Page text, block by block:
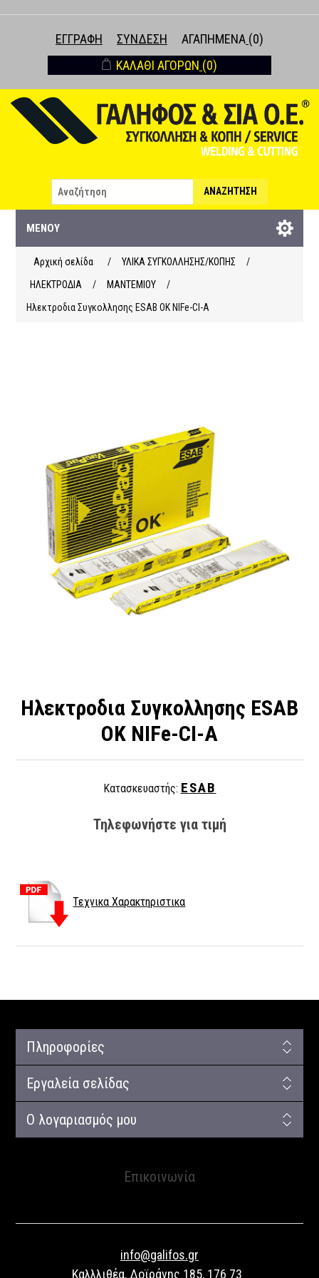
ΕΓΓΡΑΦΉ ΣΎΝΔΕΣΗ ΑΓΑΠΗΜΈΝΑ (0)
ΚΑΛΆΘΙ ΑΓΟΡΏΝ (0)
ΑΝΑΖΉΤΗΣΗ
ΜΕΝΟΎ
Αρχική σελίδα / ΥΛΙΚΑ ΣΥΓΚΟΛΛΗΣΗΣ/ΚΟΠΗΣ
/
ΗΛΕΚΤΡΟΔΙΑ
/ ΜΑΝΤΕΜΙΟΥ
/
Ηλεκτροδια Συγκολλησης ESAB OK NIFe-CI-A
Ηλεκτροδια Συγκολλησης ESAB
OK NIFe-CI-A
Κατασκευαστής: ESAB
Τηλεφωνήστε για τιμή
Τεχνικα Χαρακτηριστικα
Πληροφορίες
Εργαλεία σελίδας
Ο λογαριασμός μου
Επικοινωνία
info@galifos.gr
Καλλλιθέα, Δοϊράνης 185, 176 73